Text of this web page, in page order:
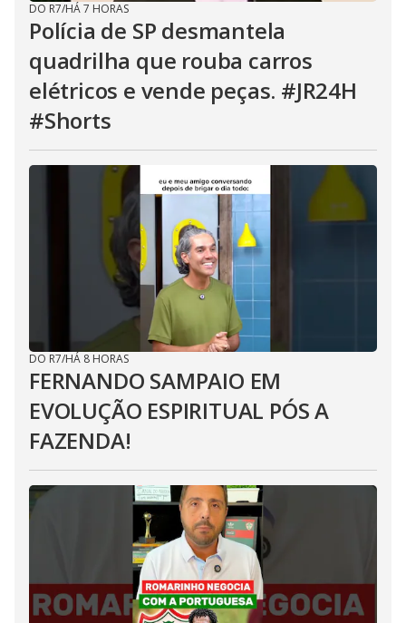
DO R7/HÁ 7 HORAS
Polícia de SP desmantela
quadrilha que rouba carros
elétricos e vende peças. #JR24H
#Shorts
DO R7/HÁ 8 HORAS
FERNANDO SAMPAIO EM
EVOLUÇÃO ESPIRITUAL PÓS A
FAZENDA!